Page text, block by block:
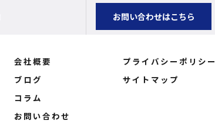
お問い合わせはこちら
会社概要
ブログ
コラム
お問い合わせ
プライバシーポリシー
サイトマップ